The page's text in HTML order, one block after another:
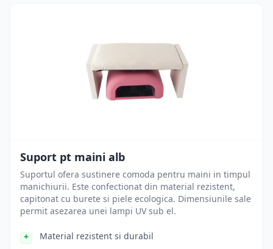
Suport pt maini alb
Suportul ofera sustinere comoda pentru maini in timpul
manichiurii. Este confectionat din material rezistent,
capitonat cu burete si piele ecologica. Dimensiunile sale
permit asezarea unei lampi UV sub el.
Material rezistent si durabil